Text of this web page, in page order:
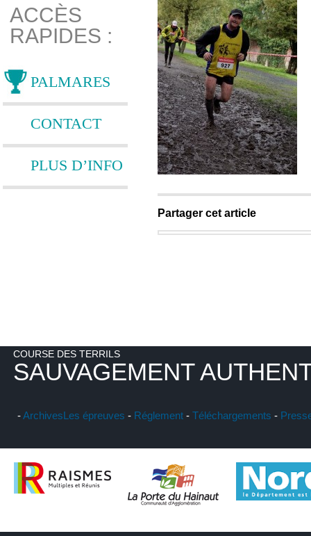
ACCÈS
RAPIDES :
PALMARES
CONTACT
PLUS D’INFO
Partager cet article
COURSE DES TERRILS
SAUVAGEMENT
-ArchivesLes épreuves - Réglement - Téléchargements -